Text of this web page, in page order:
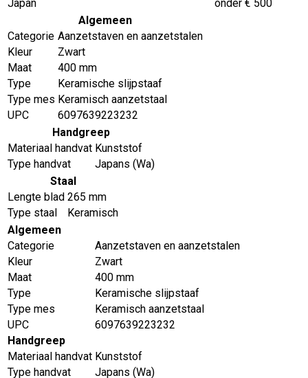
Japan
onder € 500
Algemeen
Categorie Aanzetstaven en aanzetstalen
Kleur
Zwart
Maat
400 mm
Type
Keramische slijpstaaf
Type mes Keramisch aanzetstaal
UPC
6097639223232
Handgreep
Materiaal handvat Kunststof
Type handvat
Japans (Wa)
Staal
Lengte blad 265 mm
Type staal
Keramisch
Algemeen
Categorie
Aanzetstaven en aanzetstalen
Kleur
Zwart
Maat
400 mm
Type
Keramische slijpstaaf
Type mes
Keramisch aanzetstaal
UPC
6097639223232
Handgreep
Materiaal handvat Kunststof
Type handvat
Japans (Wa)